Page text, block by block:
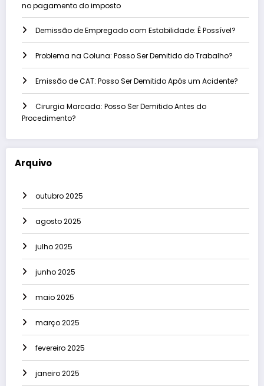
no pagamento do imposto
Demissão de Empregado com Estabilidade: É Possível?
Problema na Coluna: Posso Ser Demitido do Trabalho?
Emissão de CAT: Posso Ser Demitido Após um Acidente?
Cirurgia Marcada: Posso Ser Demitido Antes do
Procedimento?
Arquivo
outubro 2025
agosto 2025
julho 2025
junho 2025
maio 2025
março 2025
fevereiro 2025
janeiro 2025